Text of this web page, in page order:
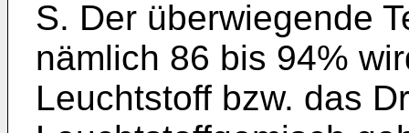
S. Der überwiegende
nämlich 86 bis 94%
Leuchtstoff bzw. das